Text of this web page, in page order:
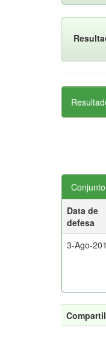
Data de
defesa
3-Ago-